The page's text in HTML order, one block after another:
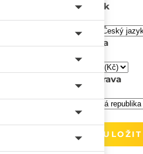
Jazyk
Měna
Doprava